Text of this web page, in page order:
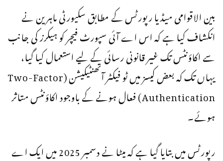
بین الاقوامی میڈیا رپورٹس کے مطابق سکیورٹی ماہرین نے
انکشاف کیا ہے کہ اس اے آئی سپورٹ فیچر کو ہیکرز کی جانب
سے اکاؤنٹس تک غیر قانونی رسائی کے لیے استعمال کیا گیا،
یہاں تک کہ بعض کیسز میں ٹو فیکٹر آتھنٹیکیشن (Two-Factor
Authentication) فعال ہونے کے باوجود اکاؤنٹس متاثر
ہوئے۔
رپورٹس میں بتایا گیا ہے کہ میٹا نے دسمبر 2025 میں ایک اے